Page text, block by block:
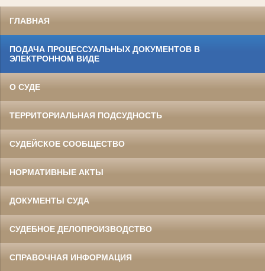
ГЛАВНАЯ
ПОДАЧА ПРОЦЕССУАЛЬНЫХ ДОКУМЕНТОВ В
ЭЛЕКТРОННОМ ВИДЕ
О СУДЕ
ТЕРРИТОРИАЛЬНАЯ ПОДСУДНОСТЬ
СУДЕЙСКОЕ СООБЩЕСТВО
НОРМАТИВНЫЕ АКТЫ
ДОКУМЕНТЫ СУДА
СУДЕБНОЕ ДЕЛОПРОИЗВОДСТВО
СПРАВОЧНАЯ ИНФОРМАЦИЯ